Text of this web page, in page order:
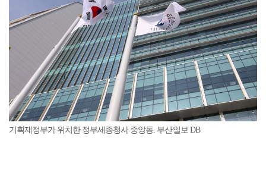
기획재정부가 위치한 정부세종청사 중앙동. 부산일보 DB